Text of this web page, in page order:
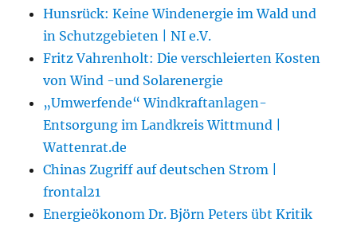
Hunsrück: Keine Windenergie im Wald und
in Schutzgebieten | NI e.V.
Fritz Vahrenholt: Die verschleierten Kosten
von Wind -und Solarenergie
„Umwerfende“ Windkraftanlagen-
Entsorgung im Landkreis Wittmund |
Wattenrat.de
Chinas Zugriff auf deutschen Strom |
frontal21
Energieökonom Dr. Björn Peters übt Kritik